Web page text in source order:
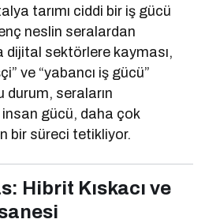
tarımı ciddi bir iş gücü
neslin seralardan
dijital sektörlere kayması,
ve “yabancı iş gücü”
durum, seraların
gücü, daha çok
bir süreci tetikliyor.
Hibrit Kıskacı ve